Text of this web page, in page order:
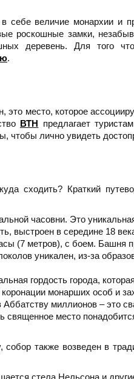
себе величие монархии и
роскошные замки,
деревень. Для того
.
это место, которое
ВТН
предлагает
чтобы лично увидеть
сходить? Краткий
часовни. Это
выстроен в середине 18
(7 метров), с боем. Башня
уникален, из-за
гордость города,
монарших особ и
миллионов – это
место
также возведен в